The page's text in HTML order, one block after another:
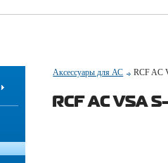
Аксессуары для АС RCF AC
RCF AC VSA